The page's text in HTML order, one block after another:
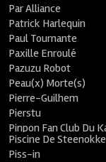
Par Alliance
Patrick Harlequin
Paul Tournante
Paxille Enroulé
Pazuzu Robot
Peau(x) Morte(s)
Pierre-Guilhem
Pierstu
Pinpon Fan Club Du
Piscine De
Piss-in